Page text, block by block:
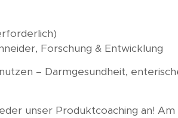
Therapiekonzept
Wissen A-Z
Forschung & Entwicklung
– Darmgesundheit,
unser Produktcoaching an! Am